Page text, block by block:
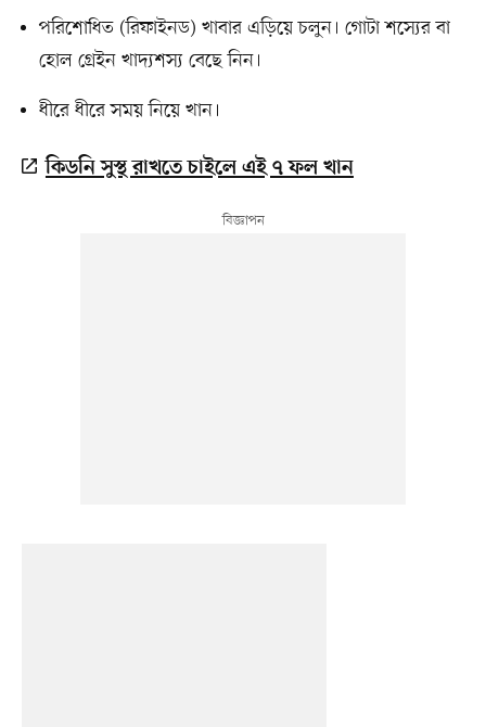
পরিশোধিত (রিফাইনড) খাবার এড়িয়ে চলুন। গোটা শস্যের বা
হোল গ্রেইন খাদ্যশস্য বেছে নিন।
ধীরে ধীরে সময় নিয়ে খান।
কিডনি সুস্থ রাখতে চাইলে এই ৭ ফল খান